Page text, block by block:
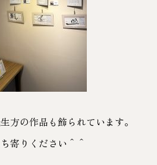
方の作品も飾られています。
寄りください＾＾